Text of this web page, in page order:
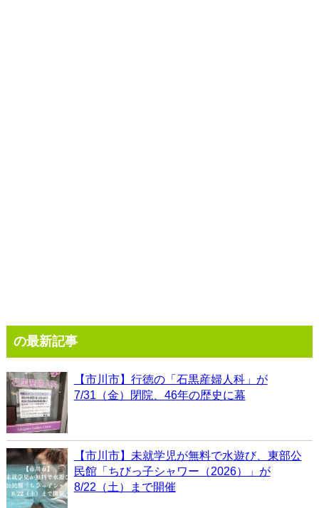
の最新記事
【市川市】行徳の「石黒産婦人科」が
7/31（金）閉院、46年の歴史に幕
【市川市】未就学児が無料で水遊び、東部公
民館「ちびっ子シャワー（2026）」が
8/22（土）まで開催